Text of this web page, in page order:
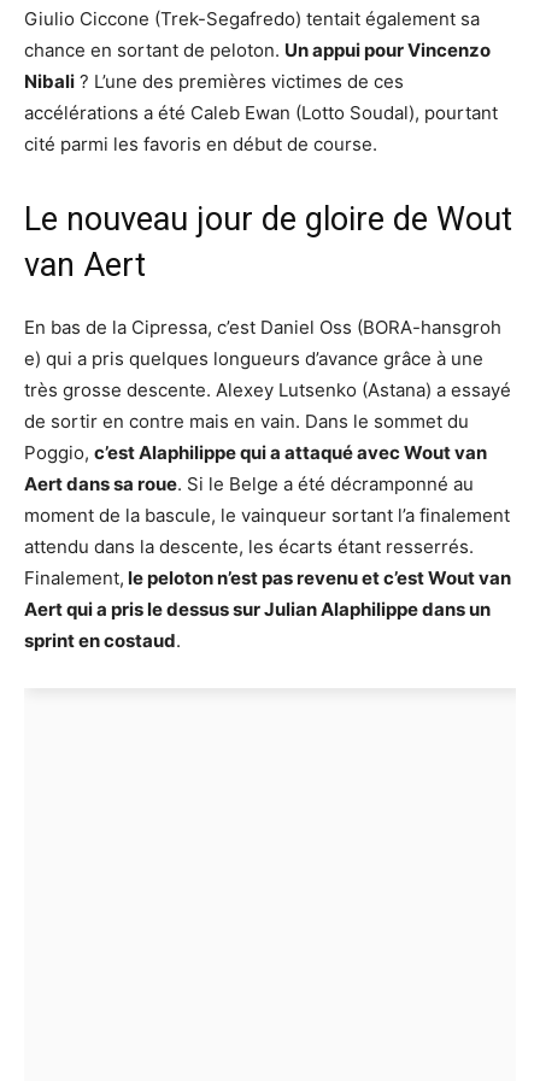
Giulio Ciccone (Trek-Segafredo) tentait également sa
chance en sortant de peloton. Un appui pour Vincenzo
Nibali ? L’une des premières victimes de ces
accélérations a été Caleb Ewan (Lotto Soudal), pourtant
cité parmi les favoris en début de course.
Le nouveau jour de gloire de Wout
van Aert
En bas de la Cipressa, c’est Daniel Oss (BORA-hansgroh
e) qui a pris quelques longueurs d’avance grâce à une
très grosse descente. Alexey Lutsenko (Astana) a essayé
de sortir en contre mais en vain. Dans le sommet du
Poggio, c’est Alaphilippe qui a attaqué avec Wout van
Aert dans sa roue. Si le Belge a été décramponné au
moment de la bascule, le vainqueur sortant l’a finalement
attendu dans la descente, les écarts étant resserrés.
Finalement, le peloton n’est pas revenu et c’est Wout van
Aert qui a pris le dessus sur Julian Alaphilippe dans un
sprint en costaud.